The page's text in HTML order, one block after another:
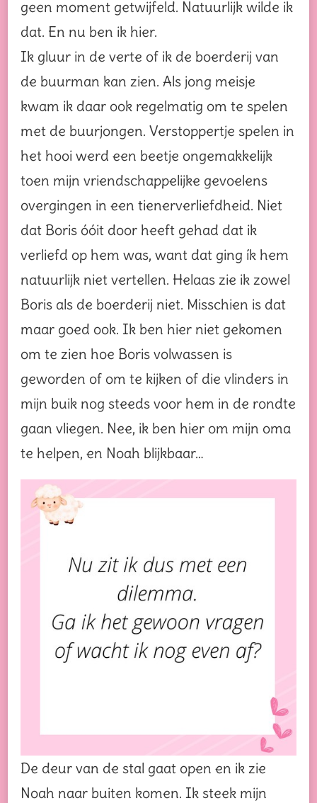
geen moment getwijfeld. Natuurlijk wilde ik
dat. En nu ben ik hier.
Ik gluur in de verte of ik de boerderij van
de buurman kan zien. Als jong meisje
kwam ik daar ook regelmatig om te spelen
met de buurjongen. Verstoppertje spelen in
het hooi werd een beetje ongemakkelijk
toen mijn vriendschappelijke gevoelens
overgingen in een tienerverliefdheid. Niet
dat Boris óóit door heeft gehad dat ik
verliefd op hem was, want dat ging ík hem
natuurlijk niet vertellen. Helaas zie ik zowel
Boris als de boerderij niet. Misschien is dat
maar goed ook. Ik ben hier niet gekomen
om te zien hoe Boris volwassen is
geworden of om te kijken of die vlinders in
mijn buik nog steeds voor hem in de rondte
gaan vliegen. Nee, ik ben hier om mijn oma
te helpen, en Noah blijkbaar…
De deur van de stal gaat open en ik zie
Noah naar buiten komen. Ik steek mijn